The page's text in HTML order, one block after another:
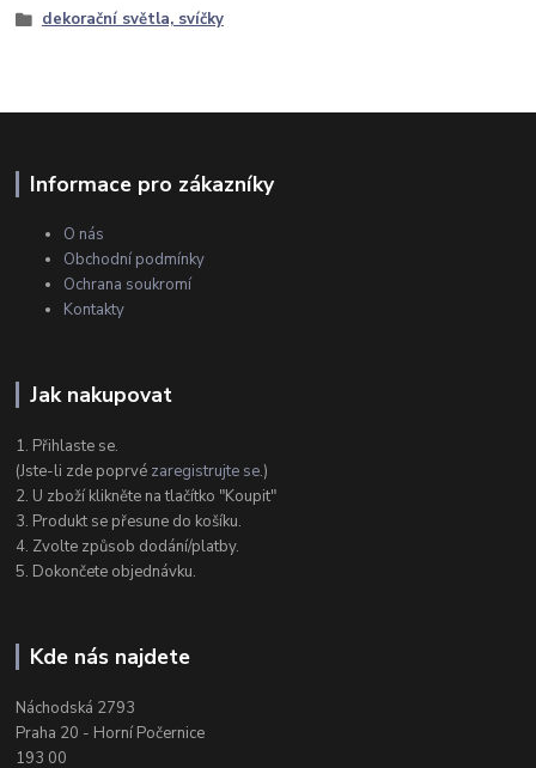
dekorační světla, svíčky
Informace pro zákazníky
O nás
Obchodní podmínky
Ochrana soukromí
Kontakty
Jak nakupovat
1. Přihlaste se.
(Jste-li zde poprvé zaregistrujte se.)
2. U zboží klikněte na tlačítko "Koupit"
3. Produkt se přesune do košíku.
4. Zvolte způsob dodání/platby.
5. Dokončete objednávku.
Kde nás najdete
Náchodská 2793
Praha 20 - Horní Počernice
193 00